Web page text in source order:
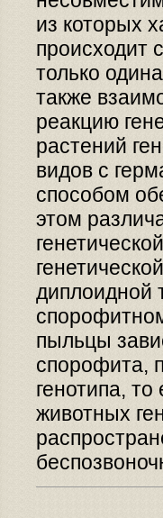
из которых
происходит
только
также
реакцию
растений
видов с
способом
этом
диплоидной
пыльцы
спорофита,
генотипа,
животных